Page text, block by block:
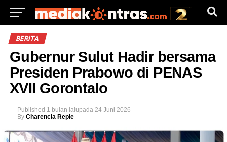
BERITA
Gubernur Sulut Hadir bersama
Presiden Prabowo di PENAS
XVII Gorontalo
Published 1 bulan lalupada 24 Juni 2026
By Charencia Repie